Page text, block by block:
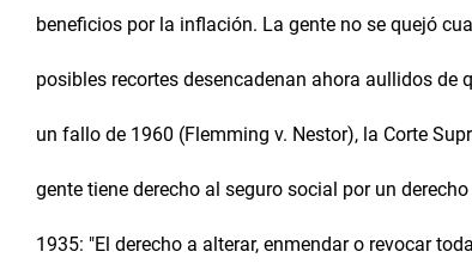
beneficios por la inflación. La gente no se quejó
posibles recortes desencadenan ahora aullidos de
un fallo de 1960 (Flemming v. Nestor), la Corte
gente tiene derecho al seguro social por un
1935: "El derecho a alterar, enmendar o revocar